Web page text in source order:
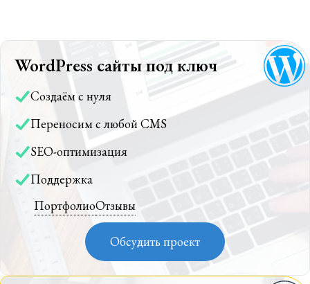
WordPress сайты под ключ
Создаём с нуля
Переносим с любой CMS
SEO-оптимизация
Поддержка
ПортфолиоОтзывы
Обсудить проект